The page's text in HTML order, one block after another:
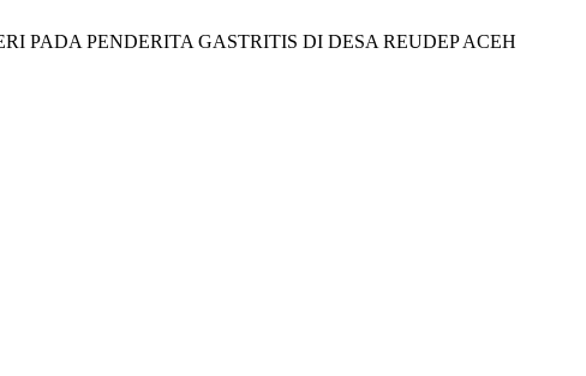
PADA PENDERITA GASTRITIS DI DESA REUDEP ACEH